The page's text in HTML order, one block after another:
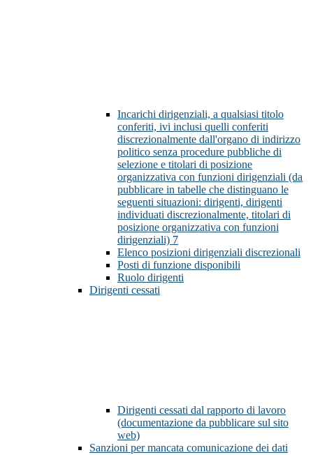
Incarichi dirigenziali, a qualsiasi titolo
conferiti, ivi inclusi quelli conferiti
discrezionalmente dall'organo di indirizzo
politico senza procedure pubbliche di
selezione e titolari di posizione
organizzativa con funzioni dirigenziali (da
pubblicare in tabelle che distinguano le
seguenti situazioni: dirigenti, dirigenti
individuati discrezionalmente, titolari di
posizione organizzativa con funzioni
dirigenziali) 7
Elenco posizioni dirigenziali discrezionali
Posti di funzione disponibili
Ruolo dirigenti
Dirigenti cessati
Dirigenti cessati dal rapporto di lavoro
(documentazione da pubblicare sul sito
web)
Sanzioni per mancata comunicazione dei dati